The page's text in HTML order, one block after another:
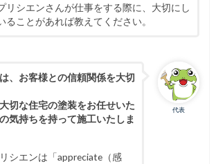
リシエンさんが仕事をする際に、大切にし
ることがあれば教えてください。
代表
、お客様との信頼関係を大切
切な住宅の塗装をお任せいた
気持ちを持って施工いたしま
シエンは「appreciate（感